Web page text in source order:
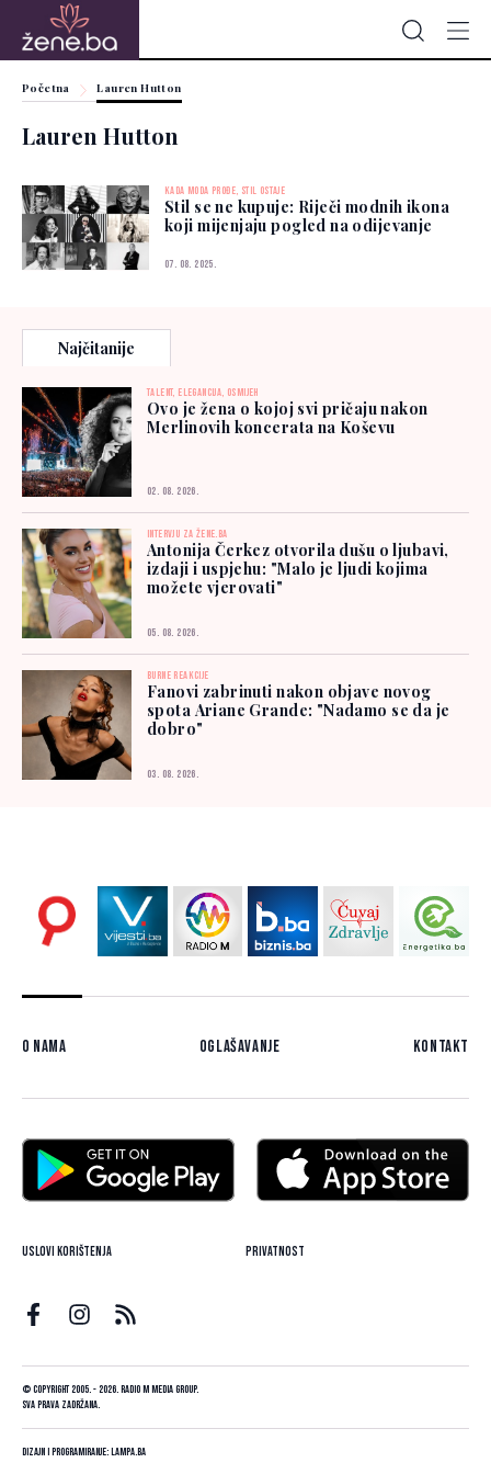
Početna Lauren Hutton
Lauren Hutton
KADA MODA PROĐE, STIL OSTAJE
Stil se ne kupuje: Riječi modnih ikona
koji mijenjaju pogled na odijevanje
07. 08. 2025.
Najčitanije
TALENT, ELEGANCIJA, OSMIJEH
Ovo je žena o kojoj svi pričaju nakon
Merlinovih koncerata na Koševu
02. 08. 2026.
INTERVJU ZA ŽENE.BA
Antonija Čerkez otvorila dušu o ljubavi,
izdaji i uspjehu: "Malo je ljudi kojima
možete vjerovati"
05. 08. 2026.
BURNE REAKCIJE
Fanovi zabrinuti nakon objave novog
spota Ariane Grande: "Nadamo se da je
dobro"
03. 08. 2026.
O nama Oglašavanje Kontakt
Uslovi korištenja Privatnost
© Copyright 2005. - 2026. Radio M Media Group.
Sva prava zadržana.
Dizajn i programiranje:Lampa.ba